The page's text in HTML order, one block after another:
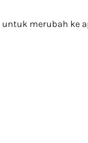
merubah ke